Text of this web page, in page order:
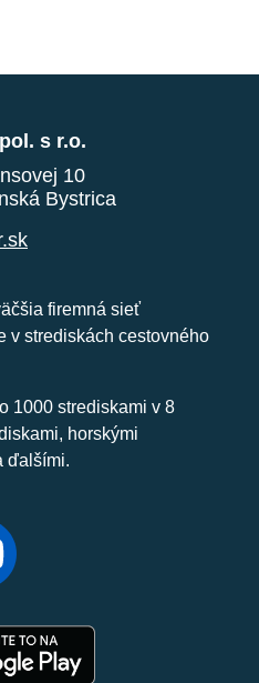
s r.o.
10
Bystrica
firemná sieť
v strediskách cestovného
1000 strediskami v 8
horskými
ďalšími.